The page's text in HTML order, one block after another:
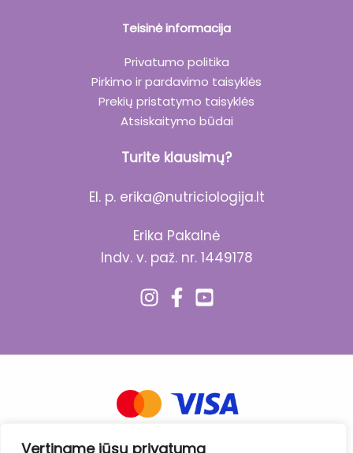
Vertiname jūsų privatumą
Teisinė informacija
Privatumo politika
Pirkimo ir pardavimo taisyklės
Prekių pristatymo taisyklės
Atsiskaitymo būdai
Turite klausimų?
El. p. erika@nutriciologija.lt
Erika Pakalnė
Indv. v. paž. nr. 1449178